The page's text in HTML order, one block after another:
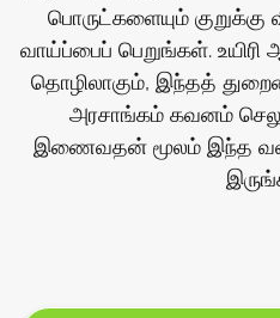
பொருட்களையும்
வாய்ப்பைப் பெறுங்கள்.
தொழிலாகும், இந்தத்
அரசாங்கம் கவனம்
இணைவதன் மூலம் இந்த